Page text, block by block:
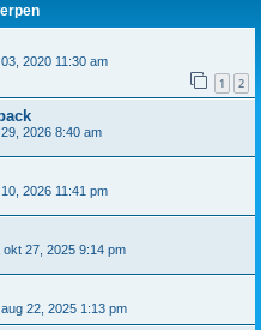
2020 11:30 am
1 2
2026 8:40 am
2026 11:41 pm
okt 27, 2025 9:14 pm
22, 2025 1:13 pm